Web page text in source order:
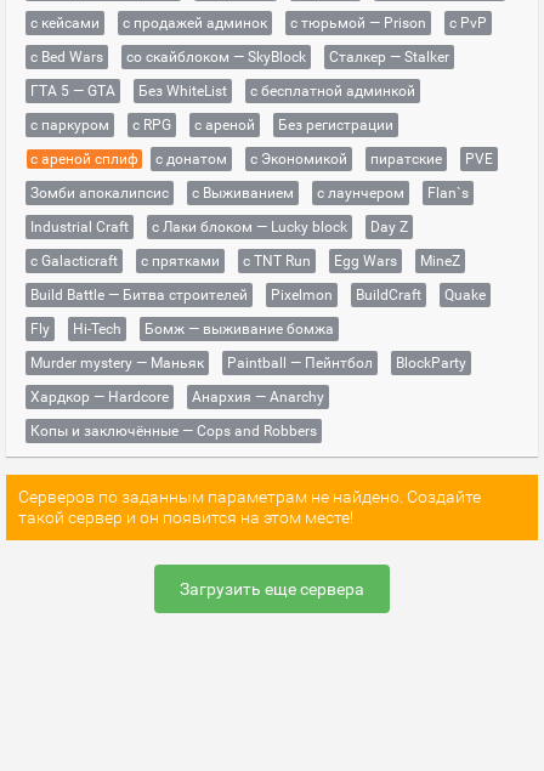
с кейсами
с продажей админок с тюрьмой — Prison
с PvP
с Bed Wars
со скайблоком — SkyBlock
Сталкер — Stalker
ГТА 5 — GTA
Без WhiteList
с бесплатной админкой
с паркуром
с RPG с ареной
Без регистрации
с ареной сплиф
с донатом с Экономикой пиратские
PVE
Зомби апокалипсис
с Выживанием с лаунчером
Flan`s
Industrial Craft
с Лаки блоком — Lucky block
Day Z
с Galacticraft
с прятками с TNT Run Egg Wars
MineZ
Build Battle — Битва строителей
Pixelmon BuildCraft
Quake
Fly
Hi-Tech
Бомж — выживание бомжа
Murder mystery — Маньяк
Paintball — Пейнтбол
BlockParty
Хардкор — Hardcore
Анархия — Anarchy
Копы и заключённые — Cops and Robbers
Серверов по заданным параметрам не найдено. Создайте
такой сервер и он появится на этом месте!
Загрузить еще сервера